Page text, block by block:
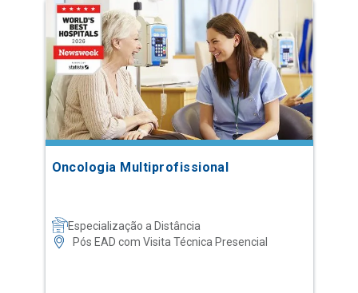
Oncologia Multiprofissional
Especialização a Distância
Pós EAD com Visita Técnica Presencial